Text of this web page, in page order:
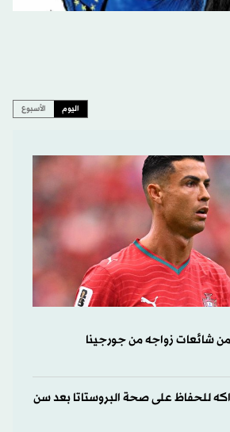
اليوم الأسبوع
شائعات زواجه من جورجينا
للحفاظ على صحة البروستاتا بعد سن